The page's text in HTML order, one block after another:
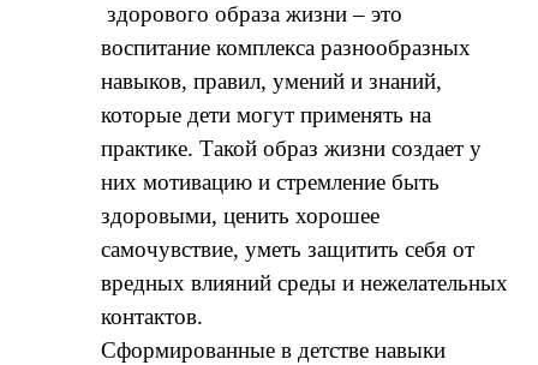
здорового образа жизни – это
воспитание комплекса разнообразных
навыков, правил, умений и знаний,
которые дети могут применять на
практике. Такой образ жизни создает у
них мотивацию и стремление быть
здоровыми, ценить хорошее
самочувствие, уметь защитить себя от
вредных влияний среды и нежелательных
контактов.
Сформированные в детстве навыки